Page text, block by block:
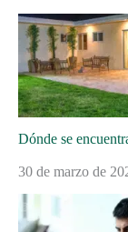
Dónde se
30 de marzo de